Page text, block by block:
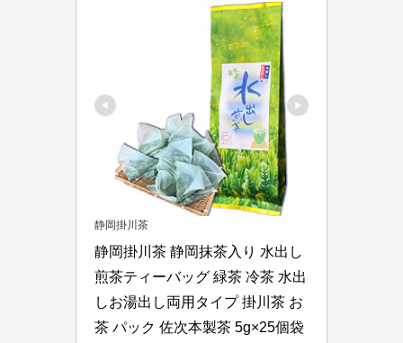
静岡掛川茶
静岡掛川茶 静岡抹茶入り 水出し
煎茶ティーバッグ 緑茶 冷茶 水出
しお湯出し両用タイプ 掛川茶 お
茶 パック 佐次本製茶 5g×25個袋